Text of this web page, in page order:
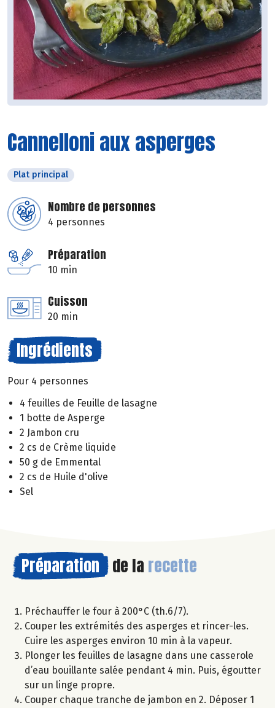
Cannelloni aux asperges
Plat principal
Nombre de personnes
4 personnes
Préparation
10 min
Cuisson
20 min
Ingrédients
Pour 4 personnes
4 feuilles de Feuille de lasagne
1 botte de Asperge
2 Jambon cru
2 cs de Crème liquide
50 g de Emmental
2 cs de Huile d'olive
Sel
Préparation de la recette
Préchauffer le four à 200°C (th.6/7).
Couper les extrémités des asperges et rincer-les.
Cuire les asperges environ 10 min à la vapeur.
Plonger les feuilles de lasagne dans une casserole
d’eau bouillante salée pendant 4 min. Puis, égoutter
sur un linge propre.
Couper chaque tranche de jambon en 2. Déposer 1